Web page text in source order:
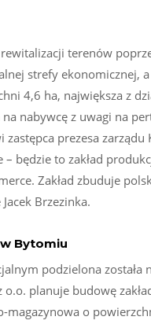
terenów
strefy ekonomicznej, a
4,6 ha, największa z
nabywcę z uwagi na
prezesa zarządu
będzie to zakład
Zakład zbuduje
Brzezinka.
Bytomiu
podzielona została
planuje budowę
o